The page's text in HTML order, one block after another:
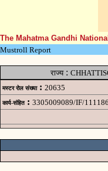
The Mahatma Gandhi
Mustroll Report
राज्य:
मस्टर रोल संख्या : 20635
कार्य-संहित : 3305009089/IF/